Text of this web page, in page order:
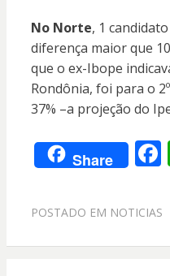
No Norte, 1
diferença maior que
que o ex-Ibope
Rondônia, foi para o
37% –a projeção do
Share
POSTADO EM NOTICIAS